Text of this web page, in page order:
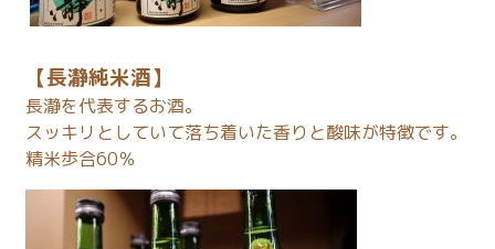
【長瀞純米酒】
長瀞を代表するお酒。
スッキリとしていて落ち着いた香りと酸味が特徴です。
精米歩合60％